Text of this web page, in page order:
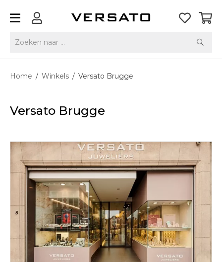
Home / Winkels / Versato Brugge
Versato Brugge